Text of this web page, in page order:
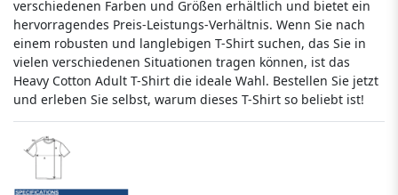
verschiedenen Farben und Größen erhältlich und bietet ein
hervorragendes Preis-Leistungs-Verhältnis. Wenn Sie nach
einem robusten und langlebigen T-Shirt suchen, das Sie in
vielen verschiedenen Situationen tragen können, ist das
Heavy Cotton Adult T-Shirt die ideale Wahl. Bestellen Sie jetzt
und erleben Sie selbst, warum dieses T-Shirt so beliebt ist!